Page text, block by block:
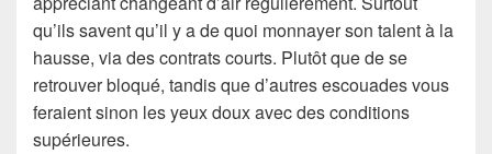
qu’ils savent qu’il y a de quoi monnayer son talent à la
hausse, via des contrats courts. Plutôt que de se
retrouver bloqué, tandis que d’autres escouades vous
feraient sinon les yeux doux avec des conditions
supérieures.